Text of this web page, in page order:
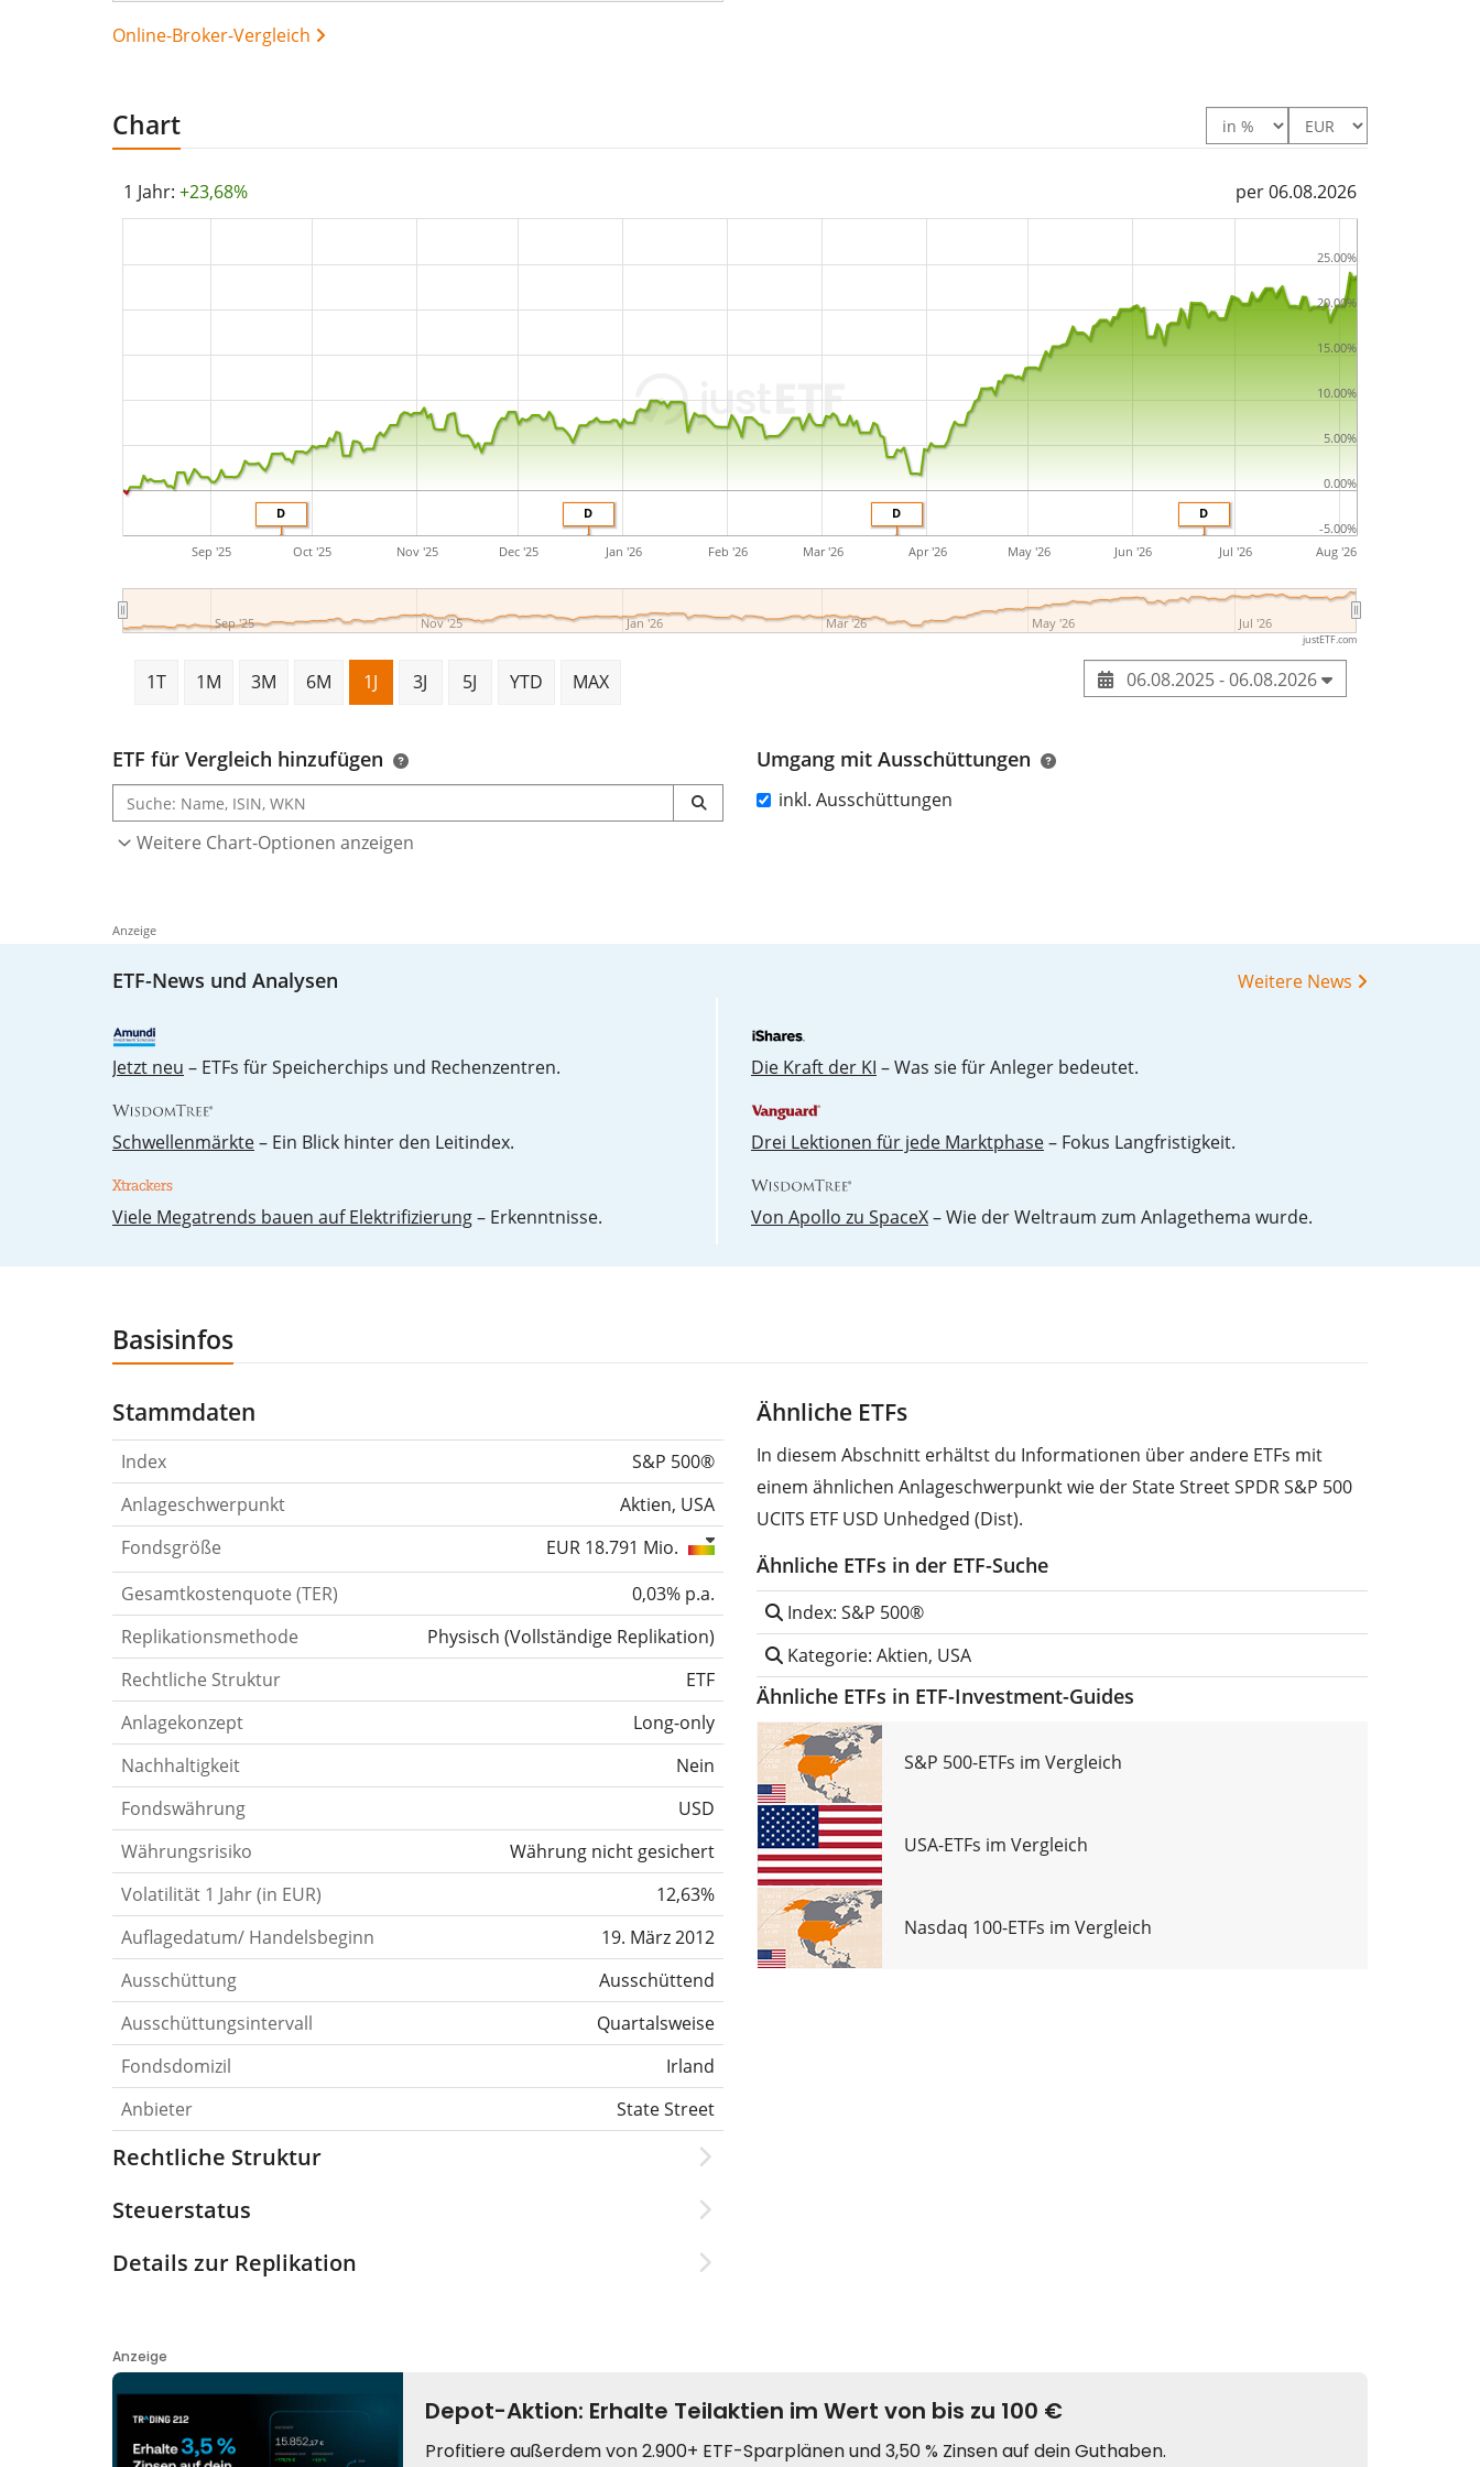
Online-Broker-Vergleich
Chart
1 Jahr: +23,68% per 06.08.2026
D
D
D
D
Sep '25 Oct '25 Nov '25 Dec '25 Jan '26 Feb '26 Mar '26 Apr '26 May '26 Jun '26 Jul '26 Aug '26
Sep '25 Nov '25 Jan '26 Mar '26 May '26 Jul '26
-5.00%
0.00%
5.00%
10.00%
15.00%
20.00%
25.00%
justETF.com
1T 1M 3M 6M 1J 3J 5J YTD MAX 06.08.2025 - 06.08.2026
ETF für Vergleich hinzufügen Umgang mit Ausschüttungen
inkl. Ausschüttungen
Weitere Chart-Optionen anzeigen
Anzeige
ETF-News und Analysen Weitere News
Jetzt neu – ETFs für Speicherchips und Rechenzentren.
Schwellenmärkte– Ein Blick hinter den Leitindex.
Vie­le Me­ga­trends bau­en auf Elek­tri­fi­zie­rung– Erkenntnisse.
Die Kraft der KI – Was sie für Anleger bedeutet.
Drei Lektionen für jede Marktphase– Fokus Langfristigkeit.
Von Apollo zu SpaceX– Wie der Weltraum zum Anlagethema wurde.
Basisinfos
Stammdaten
Index
S&P 500®
Anlageschwerpunkt
Aktien, USA
Fondsgröße
EUR 18.791 Mio.
Gesamtkostenquote (TER)
0,03% p.a.
Replikationsmethode
Physisch (Vollständige Replikation)
Rechtliche Struktur
ETF
Anlagekonzept
Long-only
Nachhaltigkeit
Nein
Fondswährung
USD
Währungsrisiko
Währung nicht gesichert
Volatilität 1 Jahr (in EUR)
12,63%
Auflagedatum/ Handelsbeginn
19. März 2012
Ausschüttung
Ausschüttend
Ausschüttungsintervall
Quartalsweise
Fondsdomizil
Irland
Anbieter
State Street
Rechtliche Struktur
Steuerstatus
Details zur Replikation
Ähnliche ETFs
In diesem Abschnitt erhältst du Informationen über andere ETFs mit
einem ähnlichen Anlageschwerpunkt wie der State Street SPDR S&P 500
UCITS ETF USD Unhedged (Dist).
Ähnliche ETFs in der ETF-Suche
Index: S&P 500®
Kategorie: Aktien, USA
Ähnliche ETFs in ETF-Investment-Guides
S&P 500-ETFs im Vergleich
USA-ETFs im Vergleich
Nasdaq 100-ETFs im Vergleich